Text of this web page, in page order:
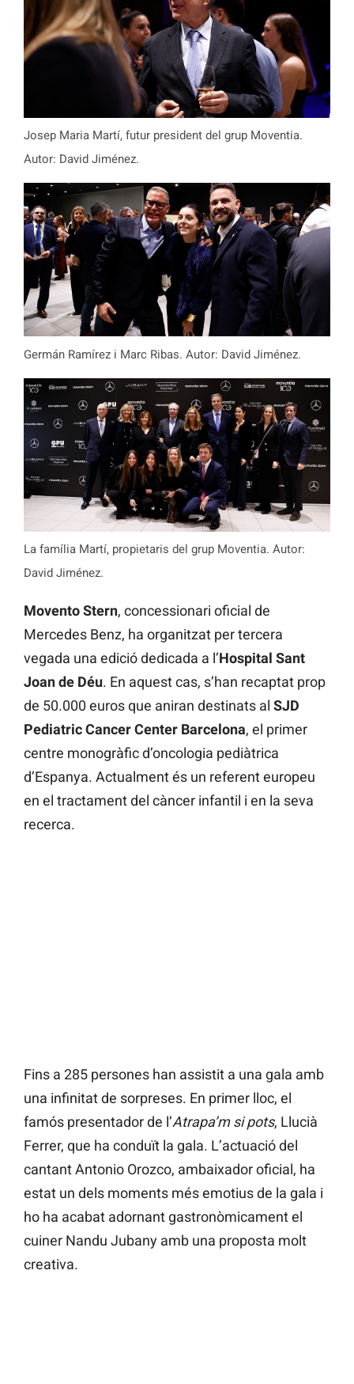
Josep Maria Martí, futur president del grup Moventia.
Autor: David Jiménez.
Germán Ramírez i Marc Ribas. Autor: David Jiménez.
La família Martí, propietaris del grup Moventia. Autor:
David Jiménez.
Movento Stern, concessionari oficial de
Mercedes Benz, ha organitzat per tercera
vegada una edició dedicada a l’Hospital Sant
Joan de Déu. En aquest cas, s’han recaptat prop
de 50.000 euros que aniran destinats al SJD
Pediatric Cancer Center Barcelona, el primer
centre monogràfic d’oncologia pediàtrica
d’Espanya. Actualment és un referent europeu
en el tractament del càncer infantil i en la seva
recerca.
Fins a 285 persones han assistit a una gala amb
una infinitat de sorpreses. En primer lloc, el
famós presentador de l’Atrapa’m si pots, Llucià
Ferrer, que ha conduït la gala. L’actuació del
cantant Antonio Orozco, ambaixador oficial, ha
estat un dels moments més emotius de la gala i
ho ha acabat adornant gastronòmicament el
cuiner Nandu Jubany amb una proposta molt
creativa.